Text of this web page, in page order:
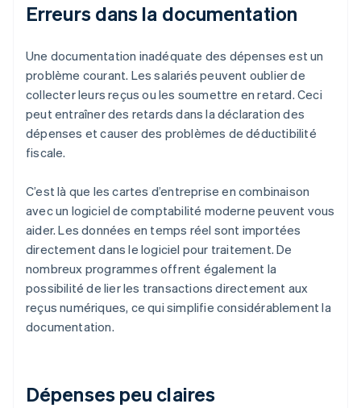
Erreurs dans la documentation
Une documentation inadéquate des dépenses est un
problème courant. Les salariés peuvent oublier de
collecter leurs reçus ou les soumettre en retard. Ceci
peut entraîner des retards dans la déclaration des
dépenses et causer des problèmes de déductibilité
fiscale.
C’est là que les cartes d’entreprise en combinaison
avec un logiciel de comptabilité moderne peuvent vous
aider. Les données en temps réel sont importées
directement dans le logiciel pour traitement. De
nombreux programmes offrent également la
possibilité de lier les transactions directement aux
reçus numériques, ce qui simplifie considérablement la
documentation.
Dépenses peu claires